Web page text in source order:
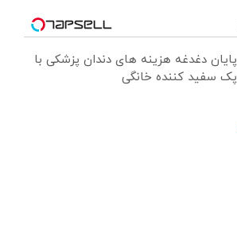
پایان دغدغه هزینه های دندان پزشکی با
پک سفید کننده خانگی